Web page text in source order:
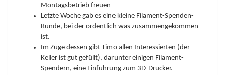
Montagsbetrieb freuen
Letzte Woche gab es eine kleine Filament-Spenden-
Runde, bei der ordentlich was zusammengekommen
ist.
Im Zuge dessen gibt Timo allen Interessierten (der
Keller ist gut gefüllt), darunter einigen Filament-
Spendern, eine Einführung zum 3D-Drucker.